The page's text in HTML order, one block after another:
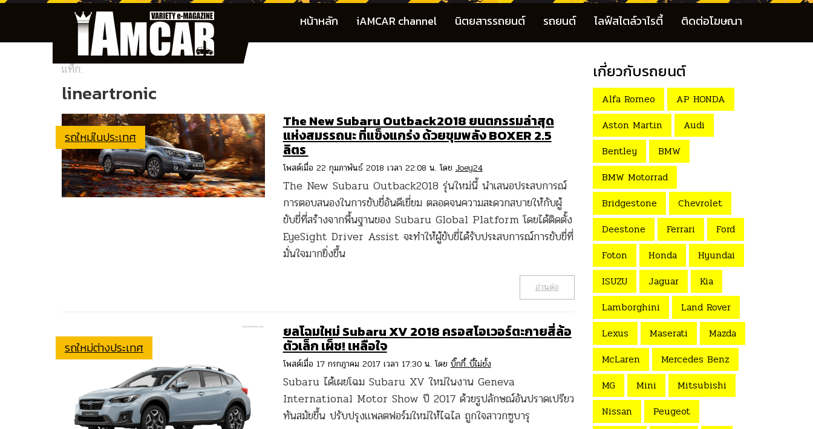
หน้าหลัก iAMCAR channel นิตยสารรถยนต์ รถยนต์ ไลฟ์สไตล์วาไรตี้ ติดต่อโฆษณา
แท็ก:
lineartronic
รถใหม่ในประเทศ
The New Subaru Outback2018 ยนตกรรมล่าสุด
แห่งสมรรถนะ ที่แข็งแกร่ง ด้วยขุมพลัง BOXER 2.5
ลิตร
โพสต์เมื่อ 22 กุมภาพันธ์ 2018 เวลา 22:08 น. โดย Joey24
The New Subaru Outback2018 รุ่นใหม่นี้ นำเสนอประสบการณ์
การตอบสนองในการขับขี่อันดีเยี่ยม ตลอดจนความสะดวกสบายให้กับผู้
ขับขี่ที่สร้างจากพื้นฐานของ Subaru Global Platform โดยได้ติดตั้ง
EyeSight Driver Assist จะทำให้ผู้ขับขี่ได้รับประสบการณ์การขับขี่ที่
มั่นใจมากยิ่งขึ้น
อ่านต่อ
รถใหม่ต่างประเทศ
ยลโฉมใหม่ Subaru XV 2018 ครอสโอเวอร์ตะกายสี่ล้อ
ตัวเล็ก เผ็ช! เหลือใจ
โพสต์เมื่อ 17 กรกฎาคม 2017 เวลา 17:30 น. โดย บิ๊กกี้..บี้ไม่ยั้ง
Subaru ได้เผยโฉม Subaru XV ใหม่ในงาน Geneva
International Motor Show ปี 2017 ด้วยรูปลักษณ์อันปราดเปรียว
ทันสมัยขึ้น ปรับปรุงแพลตฟอร์มใหม่ให้ไฉไล ถูกใจสาวกซูบารุ
เกี่ยวกับรถยนต์
Alfa Romeo
AP HONDA
Aston Martin
Audi
Bentley
BMW
BMW Motorrad
Bridgestone
Chevrolet
Deestone
Ferrari
Ford
Foton
Honda
Hyundai
ISUZU
Jaguar
Kia
Lamborghini
Land Rover
Lexus
Maserati
Mazda
McLaren
Mercedes Benz
MG
Mini
Mitsubishi
Nissan
Peugeot